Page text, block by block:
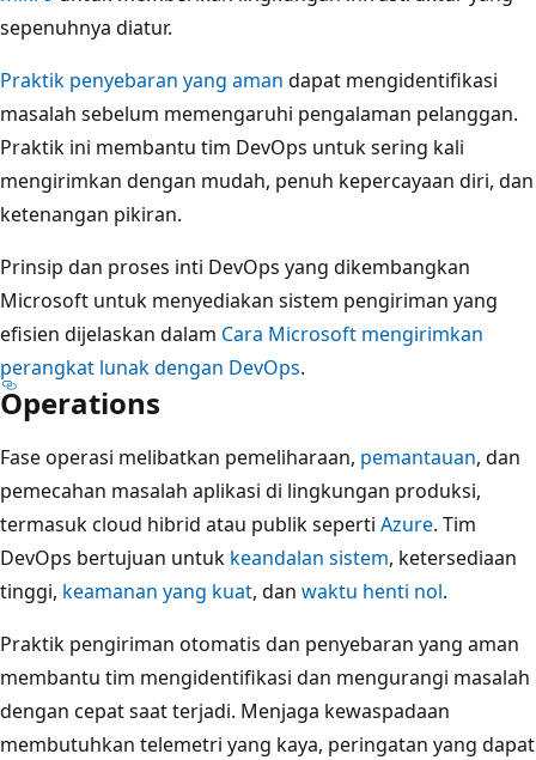
sepenuhnya diatur.
Praktik penyebaran yang aman dapat mengidentifikasi
masalah sebelum memengaruhi pengalaman pelanggan.
Praktik ini membantu tim DevOps untuk sering kali
mengirimkan dengan mudah, penuh kepercayaan diri, dan
ketenangan pikiran.
Prinsip dan proses inti DevOps yang dikembangkan
Microsoft untuk menyediakan sistem pengiriman yang
efisien dijelaskan dalam Cara Microsoft mengirimkan
perangkat lunak dengan DevOps.
Operations
Fase operasi melibatkan pemeliharaan, pemantauan, dan
pemecahan masalah aplikasi di lingkungan produksi,
termasuk cloud hibrid atau publik seperti Azure. Tim
DevOps bertujuan untuk keandalan sistem, ketersediaan
tinggi, keamanan yang kuat, dan waktu henti nol.
Praktik pengiriman otomatis dan penyebaran yang aman
membantu tim mengidentifikasi dan mengurangi masalah
dengan cepat saat terjadi. Menjaga kewaspadaan
membutuhkan telemetri yang kaya, peringatan yang dapat